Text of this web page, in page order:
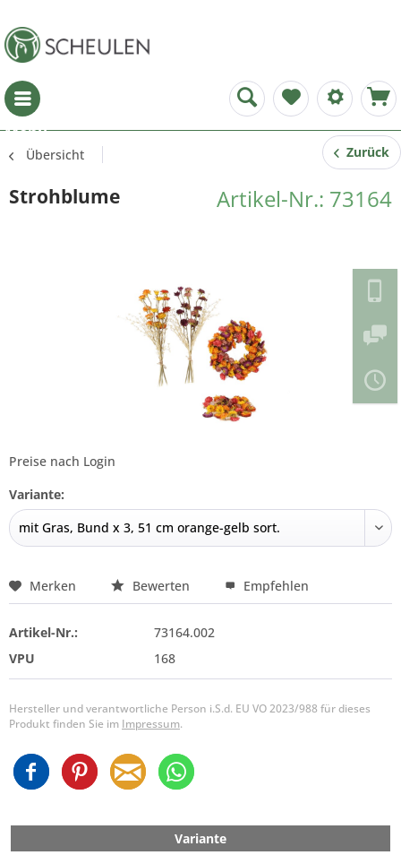
Menü
Übersicht Zurück
Artikel-Nr.: 73164
Strohblume
Preise nach Login
Variante:
Merken Bewerten Empfehlen
Artikel-Nr.:
73164.002
VPU
168
Hersteller und verantwortliche Person i.S.d. EU VO 2023/988 für dieses
Produkt finden Sie im Impressum.
Variante